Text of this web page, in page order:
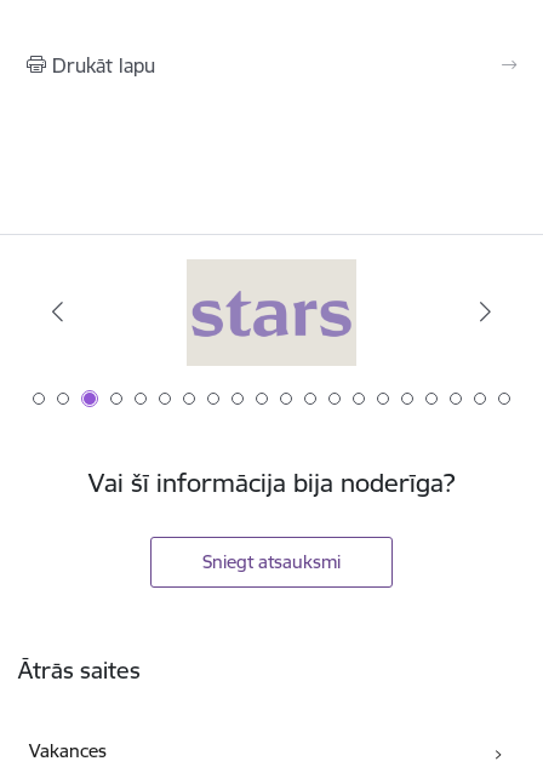
Drukāt lapu
Vai šī informācija bija noderīga?
Sniegt atsauksmi
Ātrās saites
Vakances